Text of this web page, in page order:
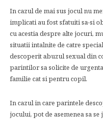
In cazul de mai sus jocul nu
implicati au fost sfatuiti sa-si
cu acestia despre alte jocuri,
situatii intalnite de catre
descoperit abuzul sexual din
parintilor sa solicite de
familie cat si pentru copil.
In cazul in care parintele
jocului, pot de asemenea sa